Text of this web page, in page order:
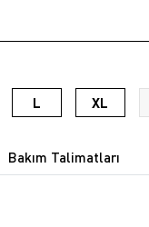
L XL
Bakım Talimatları